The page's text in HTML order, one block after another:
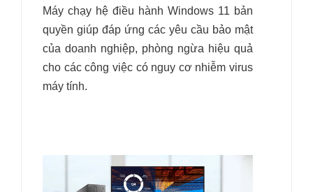
Máy chạy hệ điều hành Windows 11 bản
quyền giúp đáp ứng các yêu cầu bảo mật
của doanh nghiệp, phòng ngừa hiệu quả
cho các công việc có nguy cơ nhiễm virus
máy tính.